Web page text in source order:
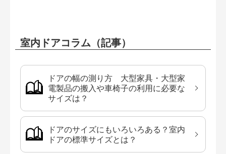
室内ドアコラム（記事）
ドアの幅の測り方 大型家具・大型家
電製品の搬入や車椅子の利用に必要な
サイズは？
ドアのサイズにもいろいろある？室内
ドアの標準サイズとは？